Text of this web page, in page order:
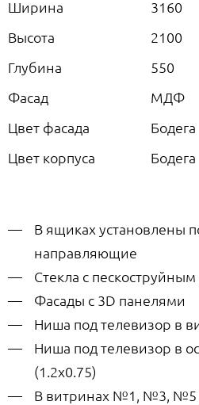
Ширина
3160
Высота
2100
Глубина
550
Фасад
МДФ
Цвет фасада
Бодега
Цвет корпуса
Бодега
В ящиках установлены
направляющие
Стекла с
Фасады с 3D панелями
Ниша под телевизор в
Ниша под телевизор в
(1.2х0.75)
В витринах №1, №3, №5